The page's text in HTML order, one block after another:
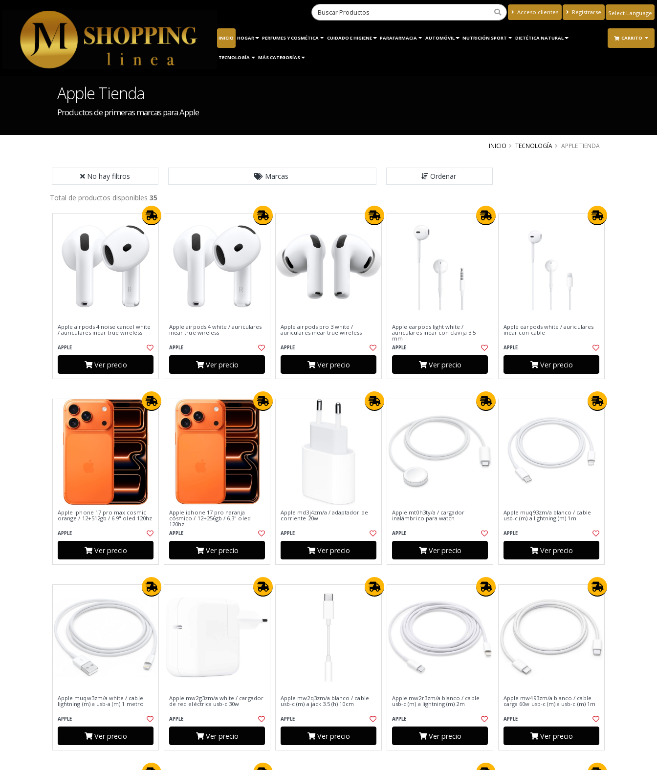
Acceso clientes Registrarse
Translate
INICIO HOGAR PERFUMES Y COSMÉTICA CUIDADO E HIGIENE PARAFARMACIA AUTOMÓVIL NUTRICIÓN SPORT DIETÉTICA NATURAL
TECNOLOGÍA MÁS CATEGORÍAS
CARRITO
Apple Tienda
Productos de primeras marcas para Apple
INICIO TECNOLOGÍA APPLE TIENDA
No hay filtros Marcas Ordenar
Total de productos disponibles 35
Apple airpods 4 noise cancel white
/ auriculares inear true wireless
APPLE
Ver precio
Apple airpods 4 white / auriculares
inear true wireless
APPLE
Ver precio
Apple airpods pro 3 white /
auriculares inear true wireless
APPLE
Ver precio
Apple earpods light white /
auriculares inear con clavija 3.5
mm
APPLE
Ver precio
Apple earpods white / auriculares
inear con cable
APPLE
Ver precio
Apple iphone 17 pro max cosmic
orange / 12+512gb / 6.9" oled 120hz
APPLE
Ver precio
Apple iphone 17 pro naranja
cósmico / 12+256gb / 6.3" oled
120hz
APPLE
Ver precio
Apple md3j4zm/a / adaptador de
corriente 20w
APPLE
Ver precio
Apple mt0h3ty/a / cargador
inalámbrico para watch
APPLE
Ver precio
Apple muq93zm/a blanco / cable
usb-c (m) a lightning (m) 1m
APPLE
Ver precio
Apple muqw3zm/a white / cable
lightning (m) a usb-a (m) 1 metro
APPLE
Ver precio
Apple mw2g3zm/a white / cargador
de red eléctrica usb-c 30w
APPLE
Ver precio
Apple mw2q3zm/a blanco / cable
usb-c (m) a jack 3.5 (h) 10cm
APPLE
Ver precio
Apple mw2r3zm/a blanco / cable
usb-c (m) a lightning (m) 2m
APPLE
Ver precio
Apple mw493zm/a blanco / cable
carga 60w usb-c (m) a usb-c (m) 1m
APPLE
Ver precio